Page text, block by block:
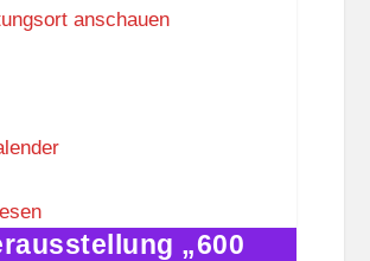
anschauen
„600